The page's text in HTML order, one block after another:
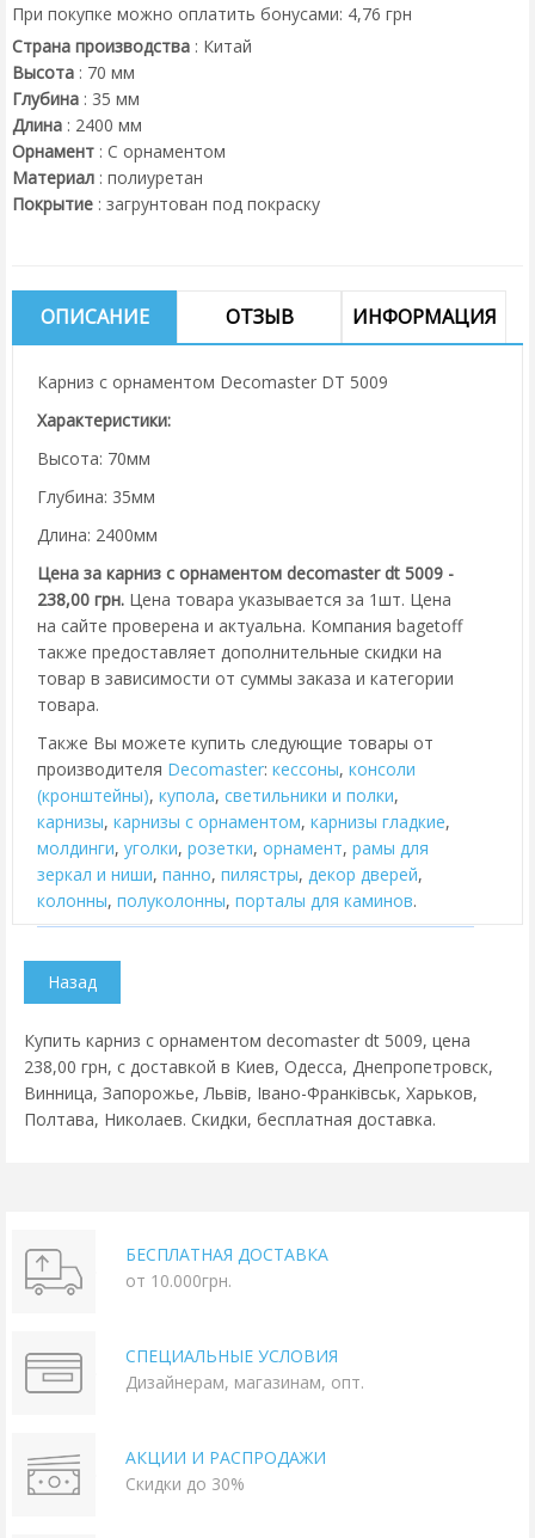
При покупке можно оплатить бонусами: 4,76 грн
Страна производства : Китай
Высота : 70 мм
Глубина : 35 мм
Длина : 2400 мм
Орнамент : С орнаментом
Материал : полиуретан
Покрытие : загрунтован под покраску
ОПИСАНИЕ ОТЗЫВ ИНФОРМАЦИЯ
Карниз с орнаментом Decomaster DT 5009
Характеристики:
Высота: 70мм
Глубина: 35мм
Длина: 2400мм
Цена за карниз с орнаментом decomaster dt 5009 -
238,00 грн. Цена товара указывается за 1шт. Цена
на сайте проверена и актуальна. Компания bagetoff
также предоставляет дополнительные скидки на
товар в зависимости от суммы заказа и категории
товара.
Также Вы можете купить следующие товары от
производителя Decomaster: кессоны, консоли
(кронштейны), купола, cветильники и полки,
карнизы, карнизы с орнаментом, карнизы гладкие,
молдинги, уголки, розетки, орнамент, рамы для
зеркал и ниши, панно, пилястры, декор дверей,
колонны, полуколонны, порталы для каминов.
Купить карниз с орнаментом decomaster dt 5009, цена
238,00 грн, с доставкой в Киев, Одесса, Днепропетровск,
Винница, Запорожье, Львів, Івано-Франківськ, Харьков,
Полтава, Николаев. Скидки, бесплатная доставка.
БЕСПЛАТНАЯ ДОСТАВКА
от 10.000грн.
СПЕЦИАЛЬНЫЕ УСЛОВИЯ
Дизайнерам, магазинам, опт.
АКЦИИ И РАСПРОДАЖИ
Скидки до 30%